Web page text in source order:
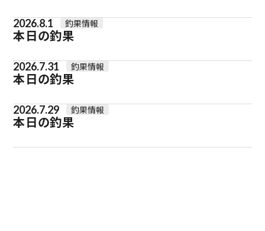
2026.8.1 釣果情報
本日の釣果
2026.7.31 釣果情報
本日の釣果
2026.7.29 釣果情報
本日の釣果